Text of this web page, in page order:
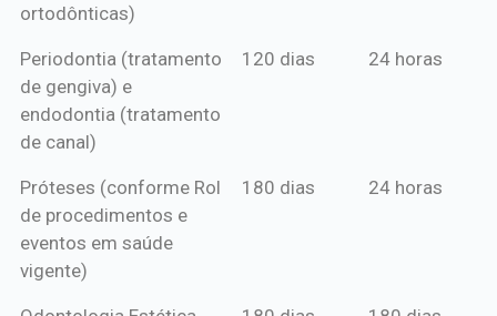
ortodônticas)
Periodontia (tratamento
de gengiva) e
endodontia (tratamento
de canal)
120 dias 24 horas
Próteses (conforme Rol
de procedimentos e
eventos em saúde
vigente)
180 dias 24 horas